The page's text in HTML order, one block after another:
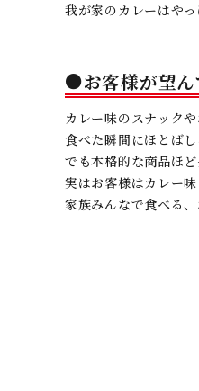
我が家のカレーはやっ
●お客様が望
カレー味のスナック
食べた瞬間にほとば
でも本格的な商品ほど
実はお客様はカレー
家族みんなで食べる